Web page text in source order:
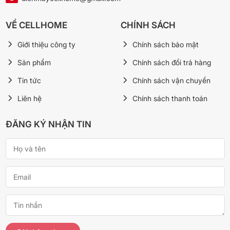
phẩm tốt hơn.
🛒 Xem thêm Tủ lạnh tại Cellhome:
GBK
Tủ lạnh Toshiba Inverter 271 lít GR-RT349WE-PMV(68)
Tủ lạnh Toshiba Inverter 207 lít GR-RT268WE-PMV(68)
→ Xem tất cả Tủ lạnh chính hãng tại Cellhome
VỀ CELLHOME
Giới thiệu công ty
Sản phẩm
Tin tức
Liên hệ
CHÍNH SÁCH
Chính sách bảo mật
Chính sách đổi trả hàng
Chính sách vận chuyển
Chính sách thanh toán
ĐĂNG KÝ NHẬN TIN